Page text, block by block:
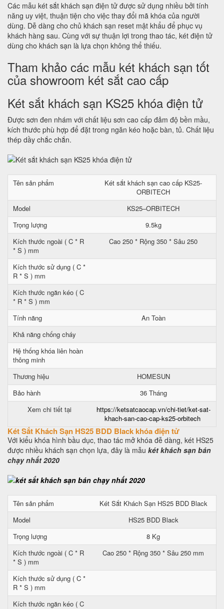
Các mẫu két sắt khách sạn điện tử được sử dụng nhiều bởi tính
năng uy việt, thuận tiện cho việc thay đổi mã khóa của người
dùng. Dễ dàng cho chủ khách sạn reset mật khẩu để phục vụ
khách hàng sau. Cùng với sự thuận lợi trong thao tác, két điện tử
dùng cho khách sạn là lựa chọn không thể thiếu.
Tham khảo các mẫu két khách sạn tốt
của showroom két sắt cao cấp
Két sắt khách sạn KS25 khóa điện tử
Được sơn đen nhám với chất liệu sơn cao cấp đảm độ bền mầu,
kích thước phù hợp để đặt trong ngăn kéo hoặc bàn, tủ. Chất liệu
thép dầy chắc chắn.
Tên sản phẩm
Két sắt khách sạn cao cấp KS25-
ORBITECH
Model
KS25–ORBITECH
Trọng lượng
9.5kg
Kích thước ngoài ( C * R
* S ) mm
Cao 250 * Rộng 350 * Sâu 250
Kích thước sử dụng ( C *
R * S ) mm
Kích thước ngăn kéo ( C
* R * S ) mm
Tính năng
An Toàn
Khả năng chống cháy
Hệ thống khóa liên hoàn
thông minh
Thương hiệu
HOMESUN
Bảo hành
36 Tháng
Xem chi tiết tại
https://ketsatcaocap.vn/chi-tiet/ket-sat-
khach-san-cao-cap-ks25-orbitech
Két Sắt Khách Sạn HS25 BDD Black khóa điện tử
Với kiểu khóa hình bầu dục, thao tác mở khóa đễ dàng, két HS25
được nhiều khách sạn chọn lựa, đây là mẫu két khách sạn bán
chạy nhất 2020
Tên sản phẩm
Két Sắt Khách Sạn HS25 BDD Black
Model
HS25 BDD Black
Trọng lượng
8 Kg
Kích thước ngoài ( C * R
* S ) mm
Cao 250 * Rộng 350 * Sâu 250 mm
Kích thước sử dụng ( C *
R * S ) mm
Kích thước ngăn kéo ( C